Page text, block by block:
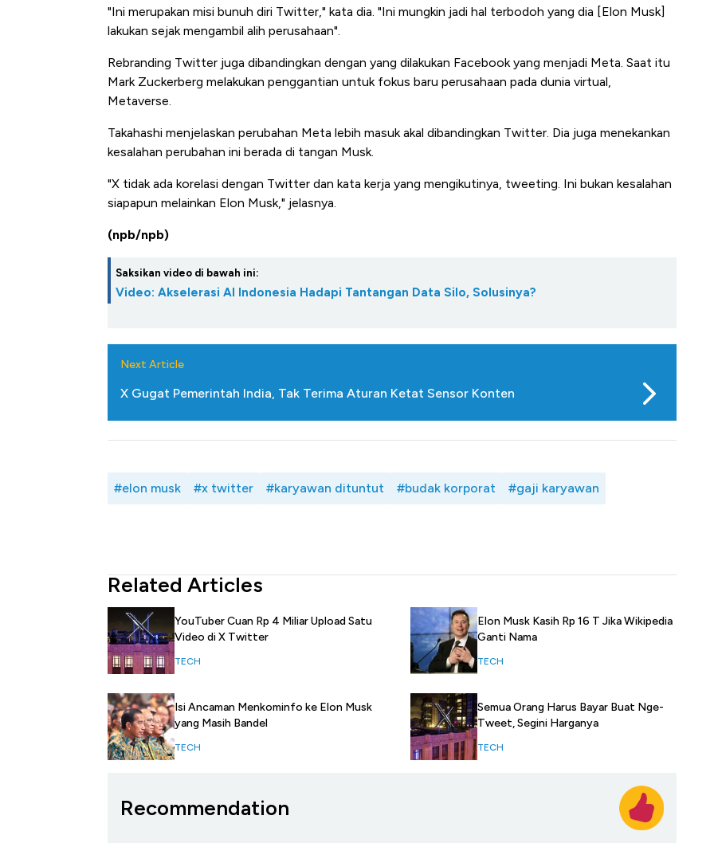
"Ini merupakan misi bunuh diri Twitter," kata dia. "Ini mungkin jadi hal terbodoh yang dia [Elon Musk]
lakukan sejak mengambil alih perusahaan".
Rebranding Twitter juga dibandingkan dengan yang dilakukan Facebook yang menjadi Meta. Saat itu
Mark Zuckerberg melakukan penggantian untuk fokus baru perusahaan pada dunia virtual,
Metaverse.
Takahashi menjelaskan perubahan Meta lebih masuk akal dibandingkan Twitter. Dia juga menekankan
kesalahan perubahan ini berada di tangan Musk.
"X tidak ada korelasi dengan Twitter dan kata kerja yang mengikutinya, tweeting. Ini bukan kesalahan
siapapun melainkan Elon Musk," jelasnya.
(npb/npb)
Saksikan video di bawah ini:
Video: Akselerasi AI Indonesia Hadapi Tantangan Data Silo, Solusinya?
Next Article
X Gugat Pemerintah India, Tak Terima Aturan Ketat Sensor Konten
#elon musk #x twitter #karyawan dituntut #budak korporat #gaji karyawan
Related Articles
YouTuber Cuan Rp 4 Miliar Upload Satu
Video di X Twitter
TECH
Isi Ancaman Menkominfo ke Elon Musk
yang Masih Bandel
TECH
Elon Musk Kasih Rp 16 T Jika Wikipedia
Ganti Nama
TECH
Semua Orang Harus Bayar Buat Nge-
Tweet, Segini Harganya
TECH
Recommendation